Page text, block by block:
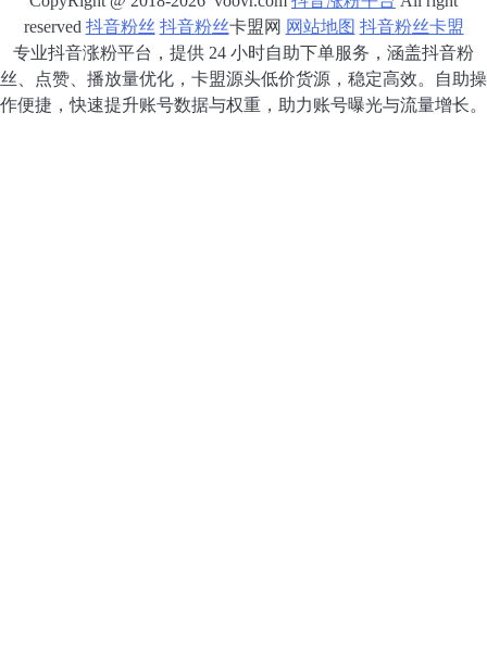
reserved 抖音粉丝 抖音粉丝卡盟网 网站地图 抖音粉丝卡盟
专业抖音涨粉平台，提供 24 小时自助下单服务，涵盖抖音粉
丝、点赞、播放量优化，卡盟源头低价货源，稳定高效。自助操
作便捷，快速提升账号数据与权重，助力账号曝光与流量增长。